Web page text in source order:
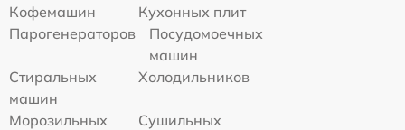
Кофемашин
Кухонных плит
Парогенераторов
Посудомоечных
машин
Стиральных
машин
Холодильников
Морозильных
Сушильных